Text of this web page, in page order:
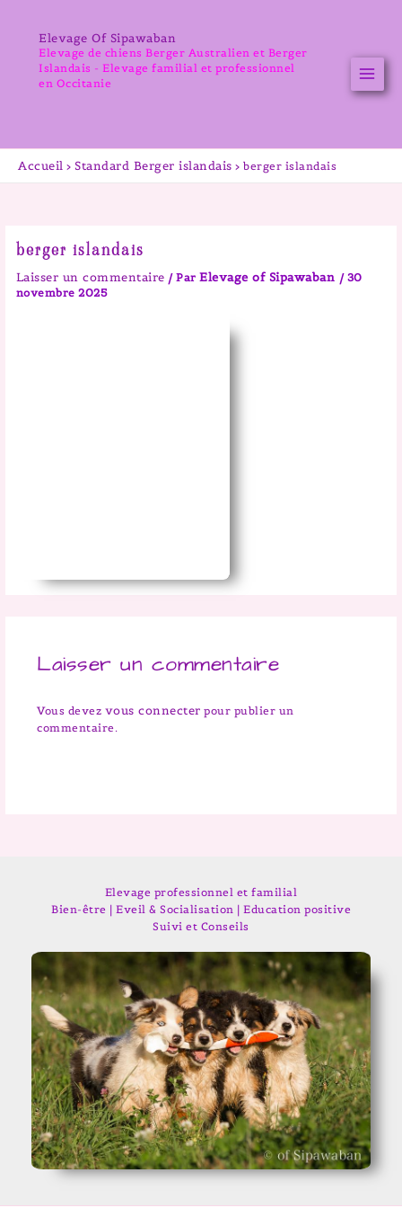
contenuElevage Of Sipawaban
Elevage de chiens Berger Australien et Berger
Islandais - Elevage familial et professionnel
en Occitanie
Accueil Standard Berger islandais berger islandais
berger islandais
Laisser un commentaire / ParElevage of Sipawaban / 30
novembre 2025
Laisser un commentaire
Vous devez vous connecter pour publier un
commentaire.
Elevage professionnel et familial
Bien-être | Eveil & Socialisation | Education positive
Suivi et Conseils